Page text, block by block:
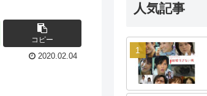
コピー
2020.02.04
人気記事